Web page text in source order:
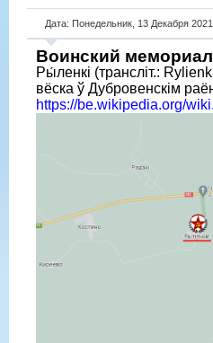
Дата: Понедельник, 13 Декабря
Воинский
Ры́ленкі (трансліт.:
вёска ў Дубровенскім
https://be.wikipedia.org/